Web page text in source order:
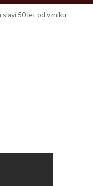
slaví 50 let od vzniku